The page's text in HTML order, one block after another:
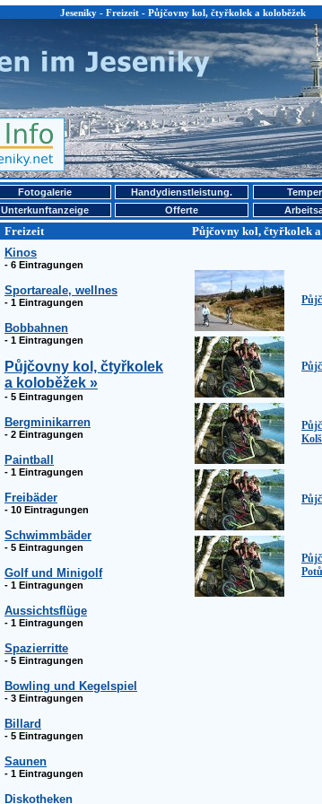
Jeseniky - Freizeit - Půjčovny kol, čtyřkolek a koloběžek
Fotogalerie Handydienstleistung.
Unterkunftanzeige Offerte
Freizeit Půjčovny kol, čtyřkolek
Kinos
- 6 Eintragungen
Sportareale, wellnes
- 1 Eintragungen
Bobbahnen
- 1 Eintragungen
Půjčovny kol, čtyřkolek
a koloběžek »
- 5 Eintragungen
Bergminikarren
- 2 Eintragungen
Paintball
- 1 Eintragungen
Freibäder
- 10 Eintragungen
Schwimmbäder
- 5 Eintragungen
Golf und Minigolf
- 1 Eintragungen
Aussichtsflüge
- 1 Eintragungen
Spazierritte
- 5 Eintragungen
Bowling und Kegelspiel
- 3 Eintragungen
Billard
- 5 Eintragungen
Saunen
- 1 Eintragungen
Diskotheken